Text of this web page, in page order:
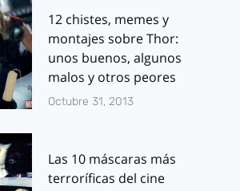
12 chistes, memes y
montajes sobre Thor:
unos buenos, algunos
malos y otros peores
Octubre 31, 2013
Las 10 máscaras más
terroríficas del cine